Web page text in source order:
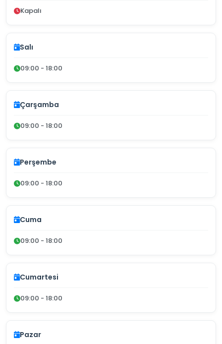
Kapalı
Salı
09:00 - 18:00
Çarşamba
09:00 - 18:00
Perşembe
09:00 - 18:00
Cuma
09:00 - 18:00
Cumartesi
09:00 - 18:00
Pazar